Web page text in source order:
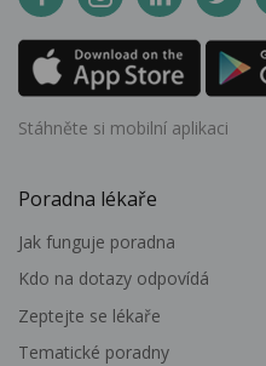
Stáhněte si mobilní aplikaci
Poradna lékaře
Jak funguje poradna
Kdo na dotazy odpovídá
Zeptejte se lékaře
Tematické poradny